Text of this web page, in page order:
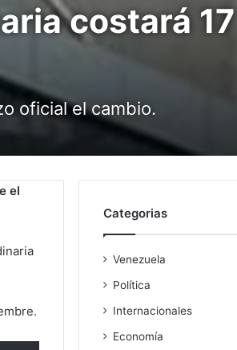
costará
oficial el cambio.
el
Categorias
Venezuela
Política
Internacionales
Economía